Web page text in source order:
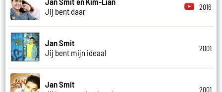
Jij bent daar
2016
Jan Smit
Jij bent mijn ideaal
2001
Jan Smit
2001